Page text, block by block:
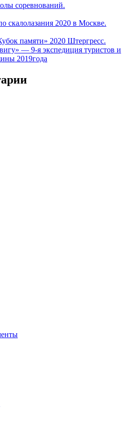
соревнований.
скалолазания 2020 в Москве.
памяти» 2020 Штергресс.
— 9-я экспедиция туристов и
2019года